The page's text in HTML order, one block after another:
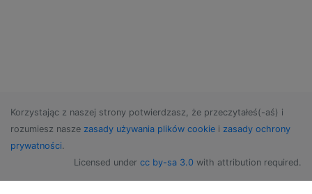
Korzystając z naszej strony potwierdzasz, że przeczytałeś(-aś) i
rozumiesz nasze zasady używania plików cookie i zasady ochrony
prywatności.
Licensed under cc by-sa 3.0 with attribution required.